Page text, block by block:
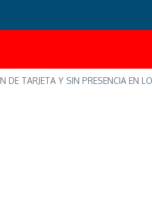
DE TARJETA Y SIN PRESENCIA EN